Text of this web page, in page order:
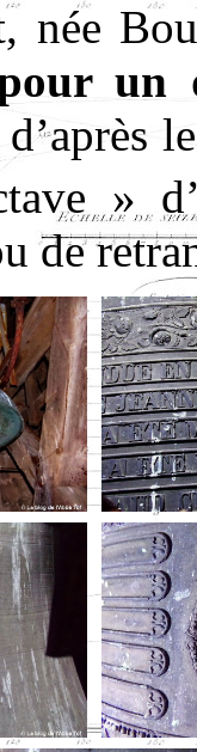
née
un
d’après
»
de